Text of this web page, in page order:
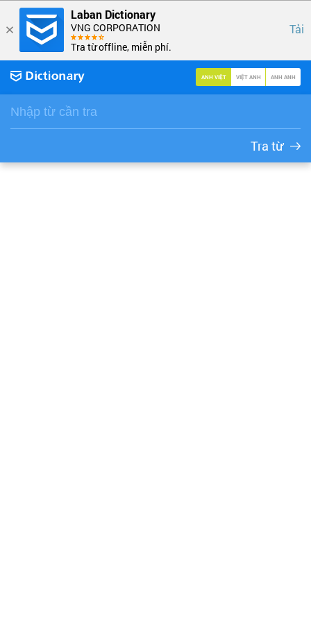
Laban Dictionary
VNG CORPORATION
Tra từ offline, miễn phí.
Tải
ANH VIỆT VIỆT ANH ANH ANH
Tra từ